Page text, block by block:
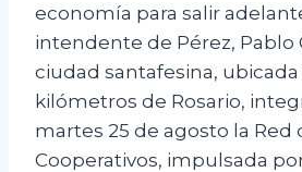
economía para salir
intendente de Pérez, Pablo
ciudad santafesina, ubicada
kilómetros de Rosario,
martes 25 de agosto la Red
Cooperativos, impulsada